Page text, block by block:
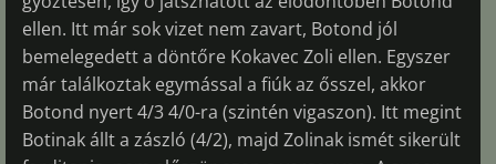
ellen. Itt már sok vizet nem zavart, Botond jól
bemelegedett a döntőre Kokavec Zoli ellen. Egyszer
már találkoztak egymással a fiúk az ősszel, akkor
Botond nyert 4/3 4/0-ra (szintén vigaszon). Itt megint
Botinak állt a zászló (4/2), majd Zolinak ismét sikerült